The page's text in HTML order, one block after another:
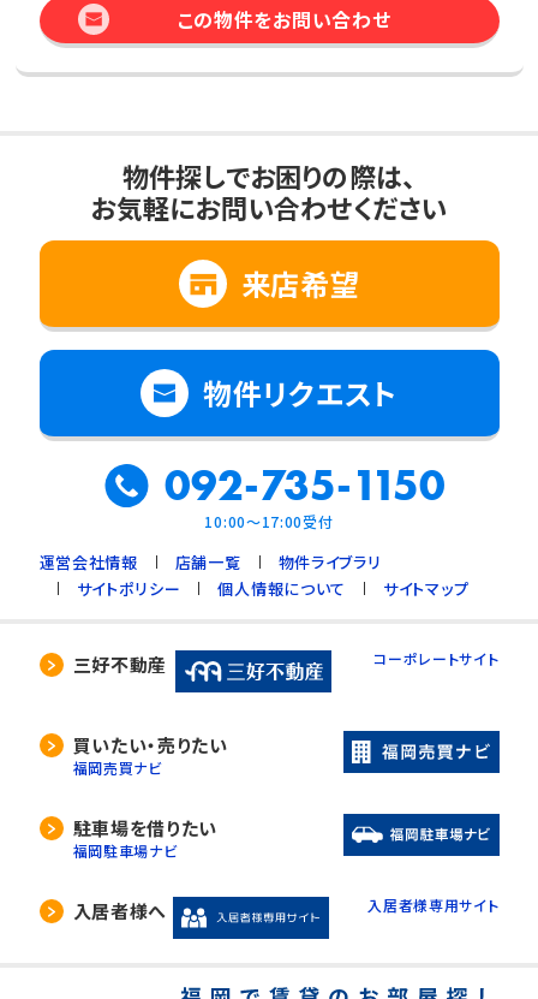
この物件をお問い合わせ
物件探しでお困りの際は、
お気軽にお問い合わせください
来店希望
物件リクエスト
092-735-1150
10:00～17:00受付
運営会社情報 店舗一覧
物件ライブラリ
サイトポリシー
個人情報について サイトマップ
三好不動産 コーポレートサイト
買いたい・売りたい
福岡売買ナビ
駐車場を借りたい
福岡駐車場ナビ
入居者様へ 入居者様専用サイト